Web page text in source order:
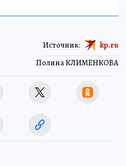
Полина КЛИМЕНКОВА
Источник: kp.ru